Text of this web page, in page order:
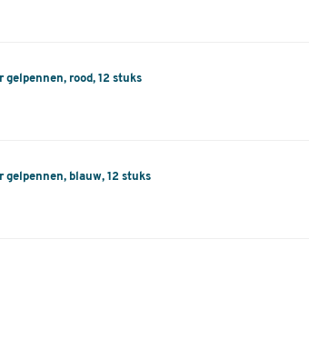
gelpennen, rood, 12 stuks
gelpennen, blauw, 12 stuks